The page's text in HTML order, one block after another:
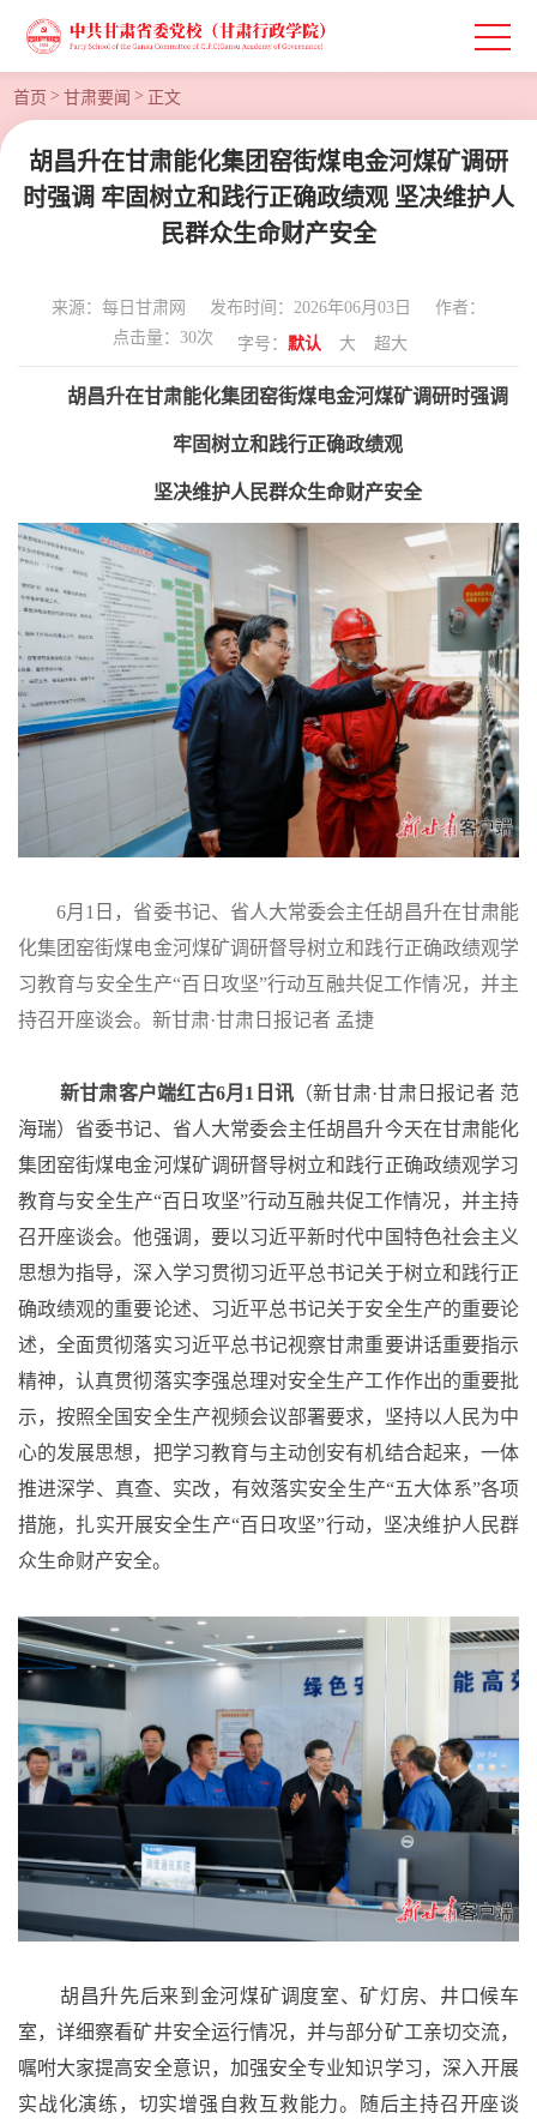
首页 > 甘肃要闻 > 正文
胡昌升在甘肃能化集团窑街煤电金河煤矿调研
时强调 牢固树立和践行正确政绩观 坚决维护人
民群众生命财产安全
来源：每日甘肃网 发布时间：2026年06月03日
作者：
点击量： 30次 字号： 默认 大 超大
胡昌升在甘肃能化集团窑街煤电金河煤矿调研时强调
牢固树立和践行正确政绩观
坚决维护人民群众生命财产安全
6月1日，省委书记、省人大常委会主任胡昌升在甘肃能
化集团窑街煤电金河煤矿调研督导树立和践行正确政绩观学
习教育与安全生产“百日攻坚”行动互融共促工作情况，并主
持召开座谈会。新甘肃·甘肃日报记者 孟捷
新甘肃客户端红古6月1日讯 （新甘肃·甘肃日报记者 范
海瑞）省委书记、省人大常委会主任胡昌升今天在甘肃能化
集团窑街煤电金河煤矿调研督导树立和践行正确政绩观学习
教育与安全生产“百日攻坚”行动互融共促工作情况，并主持
召开座谈会。他强调，要以习近平新时代中国特色社会主义
思想为指导，深入学习贯彻习近平总书记关于树立和践行正
确政绩观的重要论述、习近平总书记关于安全生产的重要论
述，全面贯彻落实习近平总书记视察甘肃重要讲话重要指示
精神，认真贯彻落实李强总理对安全生产工作作出的重要批
示，按照全国安全生产视频会议部署要求，坚持以人民为中
心的发展思想，把学习教育与主动创安有机结合起来，一体
推进深学、真查、实改，有效落实安全生产“五大体系”各项
措施，扎实开展安全生产“百日攻坚”行动，坚决维护人民群
众生命财产安全。
胡昌升先后来到金河煤矿调度室、矿灯房、井口候车
室，详细察看矿井安全运行情况，并与部分矿工亲切交流，
嘱咐大家提高安全意识，加强安全专业知识学习，深入开展
实战化演练，切实增强自救互救能力。随后主持召开座谈